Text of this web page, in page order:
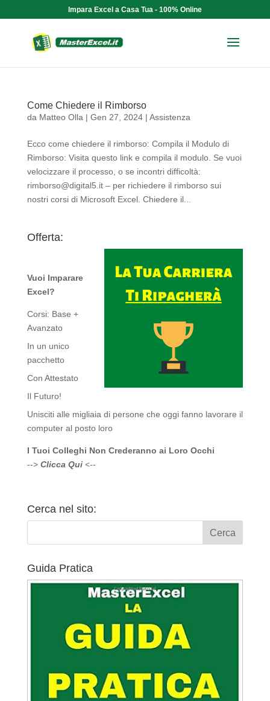
Impara Excel a Casa Tua - 100% Online
Come Chiedere il Rimborso
da Matteo Olla | Gen 27, 2024| Assistenza
Ecco come chiedere il rimborso: Compila il Modulo di
Rimborso: Visita questo link e compila il modulo. Se vuoi
velocizzare il processo, o se incontri difficoltà:
rimborso@digital5.it – per richiedere il rimborso sui
nostri corsi di Microsoft Excel. Chiedere il...
Offerta:
Vuoi Imparare
Excel?
Corsi: Base +
Avanzato
In un unico
pacchetto
Con Attestato
Il Futuro!
Unisciti alle migliaia di persone che oggi fanno lavorare il
computer al posto loro
I Tuoi Colleghi Non Crederanno ai Loro Occhi
--> Clicca Qui<--
Cerca nel sito:
Guida Pratica